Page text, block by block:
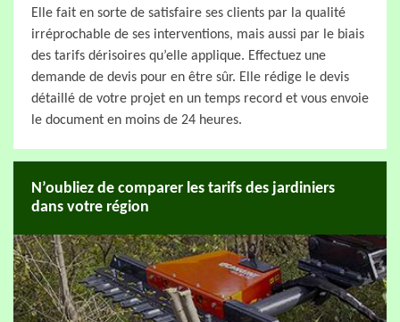
Elle fait en sorte de satisfaire ses clients par la qualité
irréprochable de ses interventions, mais aussi par le biais
des tarifs dérisoires qu’elle applique. Effectuez une
demande de devis pour en être sûr. Elle rédige le devis
détaillé de votre projet en un temps record et vous envoie
le document en moins de 24 heures.
N’oubliez de comparer les tarifs des jardiniers
dans votre région